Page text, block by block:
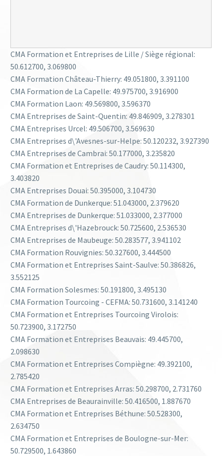
CMA Formation et Entreprises de Lille / Siège régional:
50.612700, 3.069800
CMA Formation Château-Thierry: 49.051800, 3.391100
CMA Formation de La Capelle: 49.975700, 3.916900
CMA Formation Laon: 49.569800, 3.596370
CMA Entreprises de Saint-Quentin: 49.846909, 3.278301
CMA Entreprises Urcel: 49.506700, 3.569630
CMA Entreprises d\'Avesnes-sur-Helpe: 50.120232, 3.927390
CMA Entreprises de Cambrai: 50.177000, 3.235820
CMA Formation et Entreprises de Caudry: 50.114300,
3.403820
CMA Entreprises Douai: 50.395000, 3.104730
CMA Formation de Dunkerque: 51.043000, 2.379620
CMA Entreprises de Dunkerque: 51.033000, 2.377000
CMA Entreprises d\'Hazebrouck: 50.725600, 2.536530
CMA Entreprises de Maubeuge: 50.283577, 3.941102
CMA Formation Rouvignies: 50.327600, 3.444500
CMA Formation et Entreprises Saint-Saulve: 50.386826,
3.552125
CMA Formation Solesmes: 50.191800, 3.495130
CMA Formation Tourcoing - CEFMA: 50.731600, 3.141240
CMA Formation et Entreprises Tourcoing Virolois:
50.723900, 3.172750
CMA Formation et Entreprises Beauvais: 49.445700,
2.098630
CMA Formation et Entreprises Compiègne: 49.392100,
2.785420
CMA Formation et Entreprises Arras: 50.298700, 2.731760
CMA Entreprises de Beaurainville: 50.416500, 1.887670
CMA Formation et Entreprises Béthune: 50.528300,
2.634750
CMA Formation et Entreprises de Boulogne-sur-Mer:
50.729500, 1.643860